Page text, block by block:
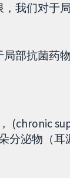
，我们对于
局部抗菌药
(chronic
分泌物（